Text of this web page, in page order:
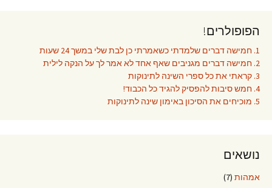
הפופולרים!
1. חמישה דברים שלמדתי כשאמרתי כן לבת שלי במשך 24 שעות
2. חמישה דברים מגניבים שאף אחד לא אמר לך על הנקה לילית
3. קראתי את כל ספרי השינה לתינוקות
4. חמש סיבות להפסיק להגיד כל הכבוד!
5. מוכיחים את הסיכון באימון שינה לתינוקות
נושאים
אמהות (7)